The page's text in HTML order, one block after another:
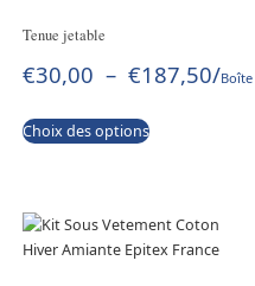
Tenue jetable
€30,00 – €187,50/Boîte
Choix des options